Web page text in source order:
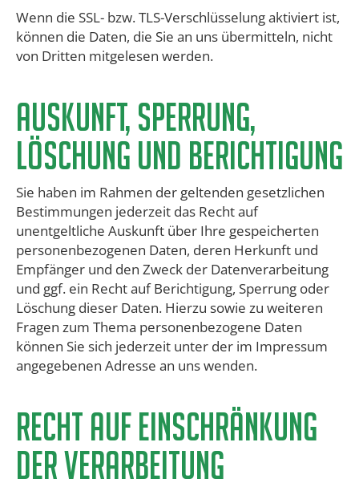
Wenn die SSL- bzw. TLS-Verschlüsselung aktiviert ist,
können die Daten, die Sie an uns übermitteln, nicht
von Dritten mitgelesen werden.
​Auskunft, Sperrung,
Löschung und Berichtigung
Sie haben im Rahmen der geltenden gesetzlichen
Bestimmungen jederzeit das Recht auf
unentgeltliche Auskunft über Ihre gespeicherten
personenbezogenen Daten, deren Herkunft und
Empfänger und den Zweck der Datenverarbeitung
und ggf. ein Recht auf Berichtigung, Sperrung oder
Löschung dieser Daten. Hierzu sowie zu weiteren
Fragen zum Thema personenbezogene Daten
können Sie sich jederzeit unter der im Impressum
angegebenen Adresse an uns wenden.
Recht auf Einschränkung
der Verarbeitung